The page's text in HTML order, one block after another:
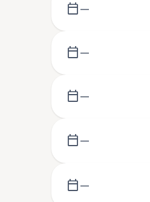
calendar_today —
calendar_today —
calendar_today —
calendar_today —
calendar_today —